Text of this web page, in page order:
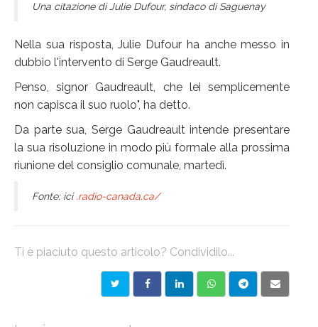
Una citazione di Julie Dufour, sindaco di Saguenay
Nella sua risposta, Julie Dufour ha anche messo in
dubbio l'intervento di Serge Gaudreault.
Penso, signor Gaudreault, che lei semplicemente
non capisca il suo ruolo", ha detto.
Da parte sua, Serge Gaudreault intende presentare
la sua risoluzione in modo più formale alla prossima
riunione del consiglio comunale, martedì.
Fonte: ici.radio-canada.ca/
Ti è piaciuto questo articolo? Condividilo...